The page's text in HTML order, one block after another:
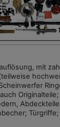
mit
Türgriffe;